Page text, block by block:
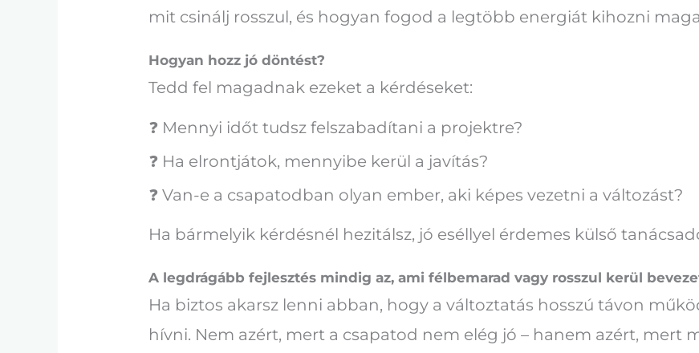
mit csinálj rosszul, és hogyan fogod a legtöbb energiát kihozni
Hogyan hozz jó döntést?
Tedd fel magadnak ezeket a kérdéseket:
❓ Mennyi időt tudsz felszabadítani a projektre?
❓ Ha elrontjátok, mennyibe kerül a javítás?
❓ Van-e a csapatodban olyan ember, aki képes vezetni a változást?
Ha bármelyik kérdésnél hezitálsz, jó eséllyel érdemes külső
A legdrágább fejlesztés mindig az, ami félbemarad vagy rosszul kerül
Ha biztos akarsz lenni abban, hogy a változtatás hosszú távon
hívni. Nem azért, mert a csapatod nem elég jó – hanem azért, mert